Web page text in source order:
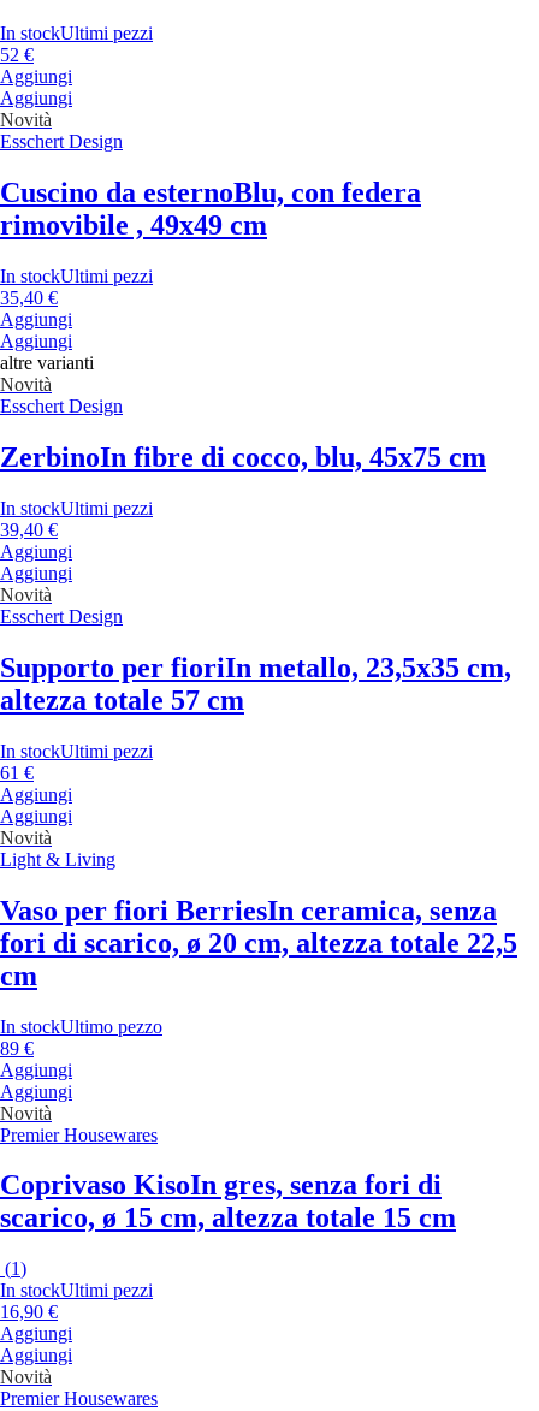
In stockUltimi pezzi
52 €
Aggiungi
Aggiungi
Novità
Esschert Design
Cuscino da esternoBlu, con federa
rimovibile , 49x49 cm
In stockUltimi pezzi
35,40 €
Aggiungi
Aggiungi
altre varianti
Novità
Esschert Design
ZerbinoIn fibre di cocco, blu, 45x75 cm
In stockUltimi pezzi
39,40 €
Aggiungi
Aggiungi
Novità
Esschert Design
Supporto per fioriIn metallo, 23,5x35 cm,
altezza totale 57 cm
In stockUltimi pezzi
61 €
Aggiungi
Aggiungi
Novità
Light & Living
Vaso per fiori BerriesIn ceramica, senza
fori di scarico, ø 20 cm, altezza totale 22,5
cm
In stockUltimo pezzo
89 €
Aggiungi
Aggiungi
Novità
Premier Housewares
Coprivaso KisoIn gres, senza fori di
scarico, ø 15 cm, altezza totale 15 cm
(1)
In stockUltimi pezzi
16,90 €
Aggiungi
Aggiungi
Novità
Premier Housewares